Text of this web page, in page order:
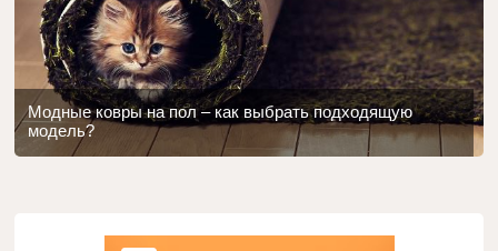
Модные ковры на пол – как выбрать подходящую
модель?